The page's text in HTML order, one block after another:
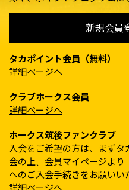
新規会員
タカポイント会員（無料）
詳細ページへ
クラブホークス会員
詳細ページへ
ホークス筑後ファンクラブ
入会をご希望の方は、まず
会の上、会員マイページより
へのご入会手続きをお願いい
詳細ページへ